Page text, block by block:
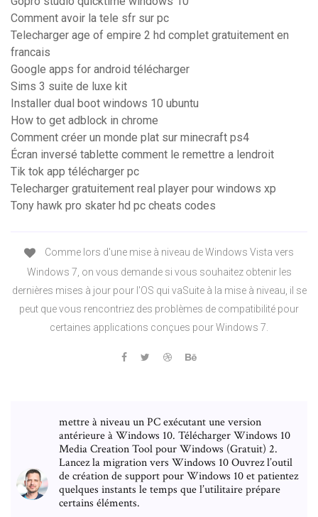
Comment avoir la tele sfr sur pc
Telecharger age of empire 2 hd complet gratuitement en
francais
Google apps for android télécharger
Sims 3 suite de luxe kit
Installer dual boot windows 10 ubuntu
How to get adblock in chrome
Comment créer un monde plat sur minecraft ps4
Écran inversé tablette comment le remettre a lendroit
Tik tok app télécharger pc
Telecharger gratuitement real player pour windows xp
Tony hawk pro skater hd pc cheats codes
Comme lors d'une mise à niveau de Windows Vista vers
Windows 7, on vous demande si vous souhaitez obtenir les
dernières mises à jour pour l'OS qui vaSuite à la mise à niveau, il se
peut que vous rencontriez des problèmes de compatibilité pour
certaines applications conçues pour Windows 7.
mettre à niveau un PC exécutant une version
antérieure à Windows 10. Télécharger Windows 10
Media Creation Tool pour Windows (Gratuit) 2.
Lancez la migration vers Windows 10 Ouvrez l’outil
de création de support pour Windows 10 et patientez
quelques instants le temps que l’utilitaire prépare
certains éléments.